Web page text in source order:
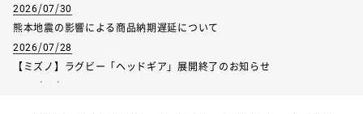
2026/07/30
熊本地震の影響による商品納期遅延について
2026/07/28
【ミズノ】ラグビー「ヘッドギア」展開終了のお知らせ
2026/07/01